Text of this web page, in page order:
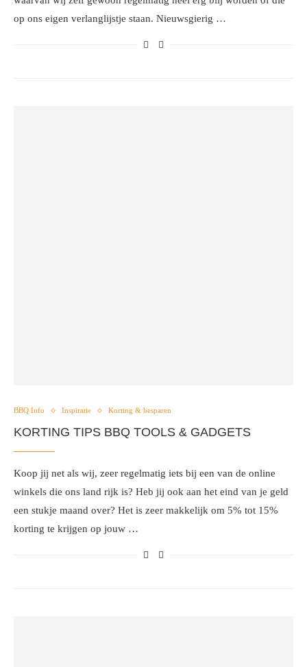
op ons eigen verlanglijstje staan. Nieuwsgierig …
BBQ Info Inspiratie Korting & besparen
KORTING TIPS BBQ TOOLS & GADGETS
Koop jij net als wij, zeer regelmatig iets bij een van de online
winkels die ons land rijk is? Heb jij ook aan het eind van je geld
een stukje maand over? Het is zeer makkelijk om 5% tot 15%
korting te krijgen op jouw …